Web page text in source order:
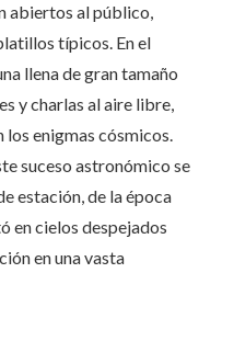
abiertos al público,
típicos. En el
llena de gran tamaño
y charlas al aire libre,
los enigmas cósmicos.
suceso astronómico se
estación, de la época
en cielos despejados
en una vasta